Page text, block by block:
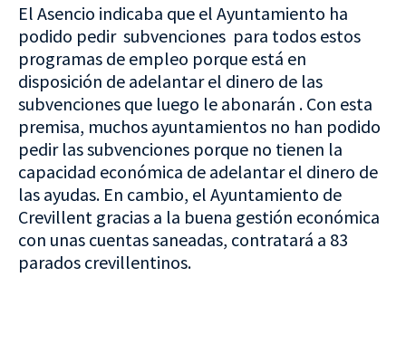
El Asencio indicaba que el Ayuntamiento ha
podido pedir subvenciones para todos estos
programas de empleo porque está en
disposición de adelantar el dinero de las
subvenciones que luego le abonarán . Con esta
premisa, muchos ayuntamientos no han podido
pedir las subvenciones porque no tienen la
capacidad económica de adelantar el dinero de
las ayudas. En cambio, el Ayuntamiento de
Crevillent gracias a la buena gestión económica
con unas cuentas saneadas, contratará a 83
parados crevillentinos.